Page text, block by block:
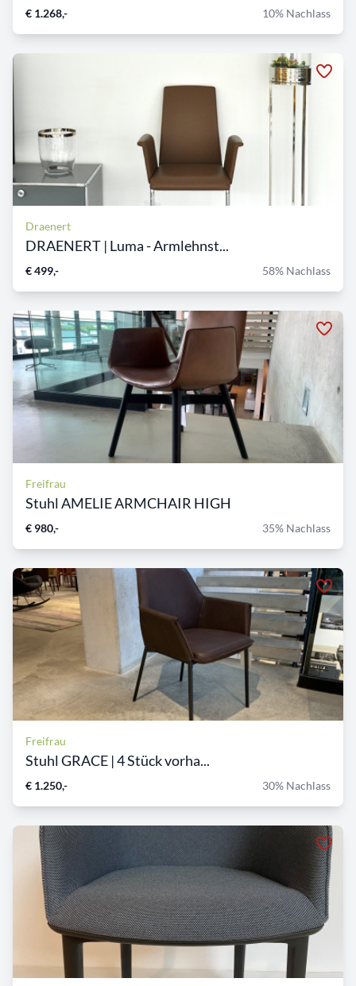
€ 1.268,- 10% Nachlass
Draenert
DRAENERT | Luma - Armlehnst...
€ 499,- 58% Nachlass
Freifrau
Stuhl AMELIE ARMCHAIR HIGH
€ 980,- 35% Nachlass
Freifrau
Stuhl GRACE | 4 Stück vorha...
€ 1.250,- 30% Nachlass